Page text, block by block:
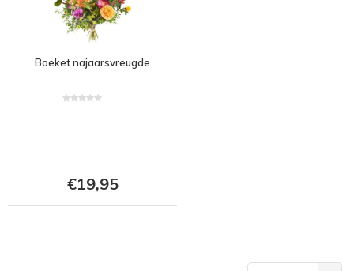
Boeket najaarsvreugde
€19,95